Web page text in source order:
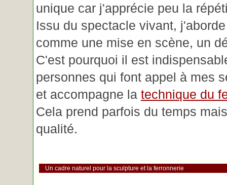
unique car j'apprécie peu la
Issu du spectacle vivant,
comme une mise en scène, un
C'est pourquoi il est
personnes qui font appel à mes
et accompagne la technique du
Cela prend parfois du temps
qualité.
Un cadre naturel pour la sculpture et la ferronnerie